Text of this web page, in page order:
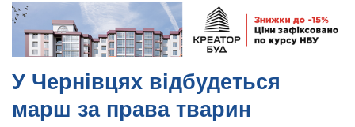
У Чернівцях відбудеться
марш за права тварин